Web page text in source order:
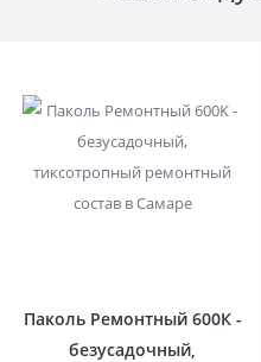
Паколь Ремонтный 600К -
безусадочный,